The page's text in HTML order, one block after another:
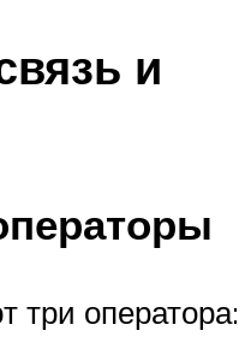
и
три оператора: